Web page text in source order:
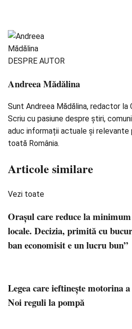
DESPRE AUTOR
Andreea Mădălina
Sunt Andreea Mădălina, redactor la
Scriu cu pasiune despre știri,
aduc informații actuale și
toată România.
Articole similare
Vezi toate
Orașul care reduce la
locale. Decizia, primită cu
ban economisit e un lucru bun”
Legea care ieftinește motorina
Noi reguli la pompă